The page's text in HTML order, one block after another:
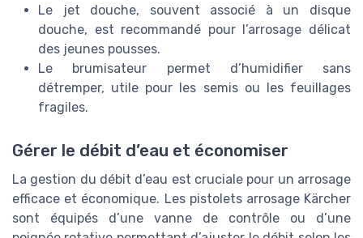
Le jet douche, souvent associé à un disque
douche, est recommandé pour l’arrosage délicat
des jeunes pousses.
Le brumisateur permet d’humidifier sans
détremper, utile pour les semis ou les feuillages
fragiles.
Gérer le débit d’eau et économiser
La gestion du débit d’eau est cruciale pour un arrosage
efficace et économique. Les pistolets arrosage Kärcher
sont équipés d’une vanne de contrôle ou d’une